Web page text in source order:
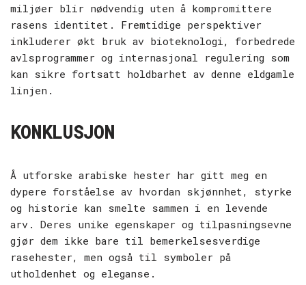
miljøer blir nødvendig uten å kompromittere
rasens identitet. Fremtidige perspektiver
inkluderer økt bruk av bioteknologi, forbedrede
avlsprogrammer og internasjonal regulering som
kan sikre fortsatt holdbarhet av denne eldgamle
linjen.
KONKLUSJON
Å utforske arabiske hester har gitt meg en
dypere forståelse av hvordan skjønnhet, styrke
og historie kan smelte sammen i en levende
arv. Deres unike egenskaper og tilpasningsevne
gjør dem ikke bare til bemerkelsesverdige
rasehester, men også til symboler på
utholdenhet og eleganse.